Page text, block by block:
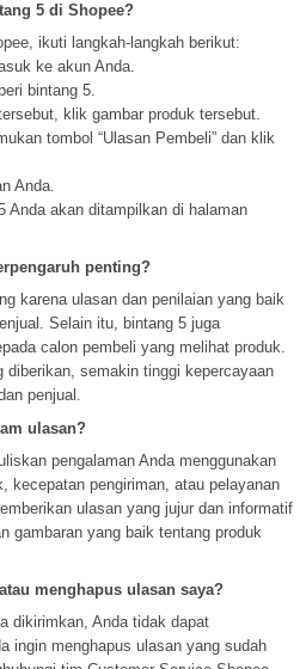
5 di Shopee?
ikuti langkah-langkah berikut:
ke akun Anda.
bintang 5.
klik gambar produk tersebut.
tombol “Ulasan Pembeli” dan klik
Anda.
Anda akan ditampilkan di halaman
penting?
karena ulasan dan penilaian yang baik
Selain itu, bintang 5 juga
calon pembeli yang melihat produk.
semakin tinggi kepercayaan
penjual.
ulasan?
pengalaman Anda menggunakan
kecepatan pengiriman, atau pelayanan
ulasan yang jujur dan informatif
gambaran yang baik tentang produk
menghapus ulasan saya?
dikirimkan, Anda tidak dapat
ingin menghapus ulasan yang sudah